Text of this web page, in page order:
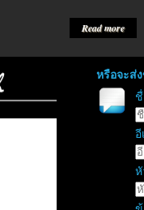
Read more
หรือจะส่
อี
หั